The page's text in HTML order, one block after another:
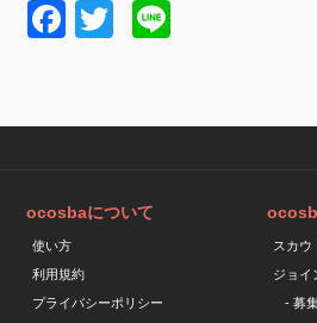
Facebook
Twitter
ocosbaについて
使い方
利用規約
プライバシーポリシー
スカウ
ジョイ
- 募